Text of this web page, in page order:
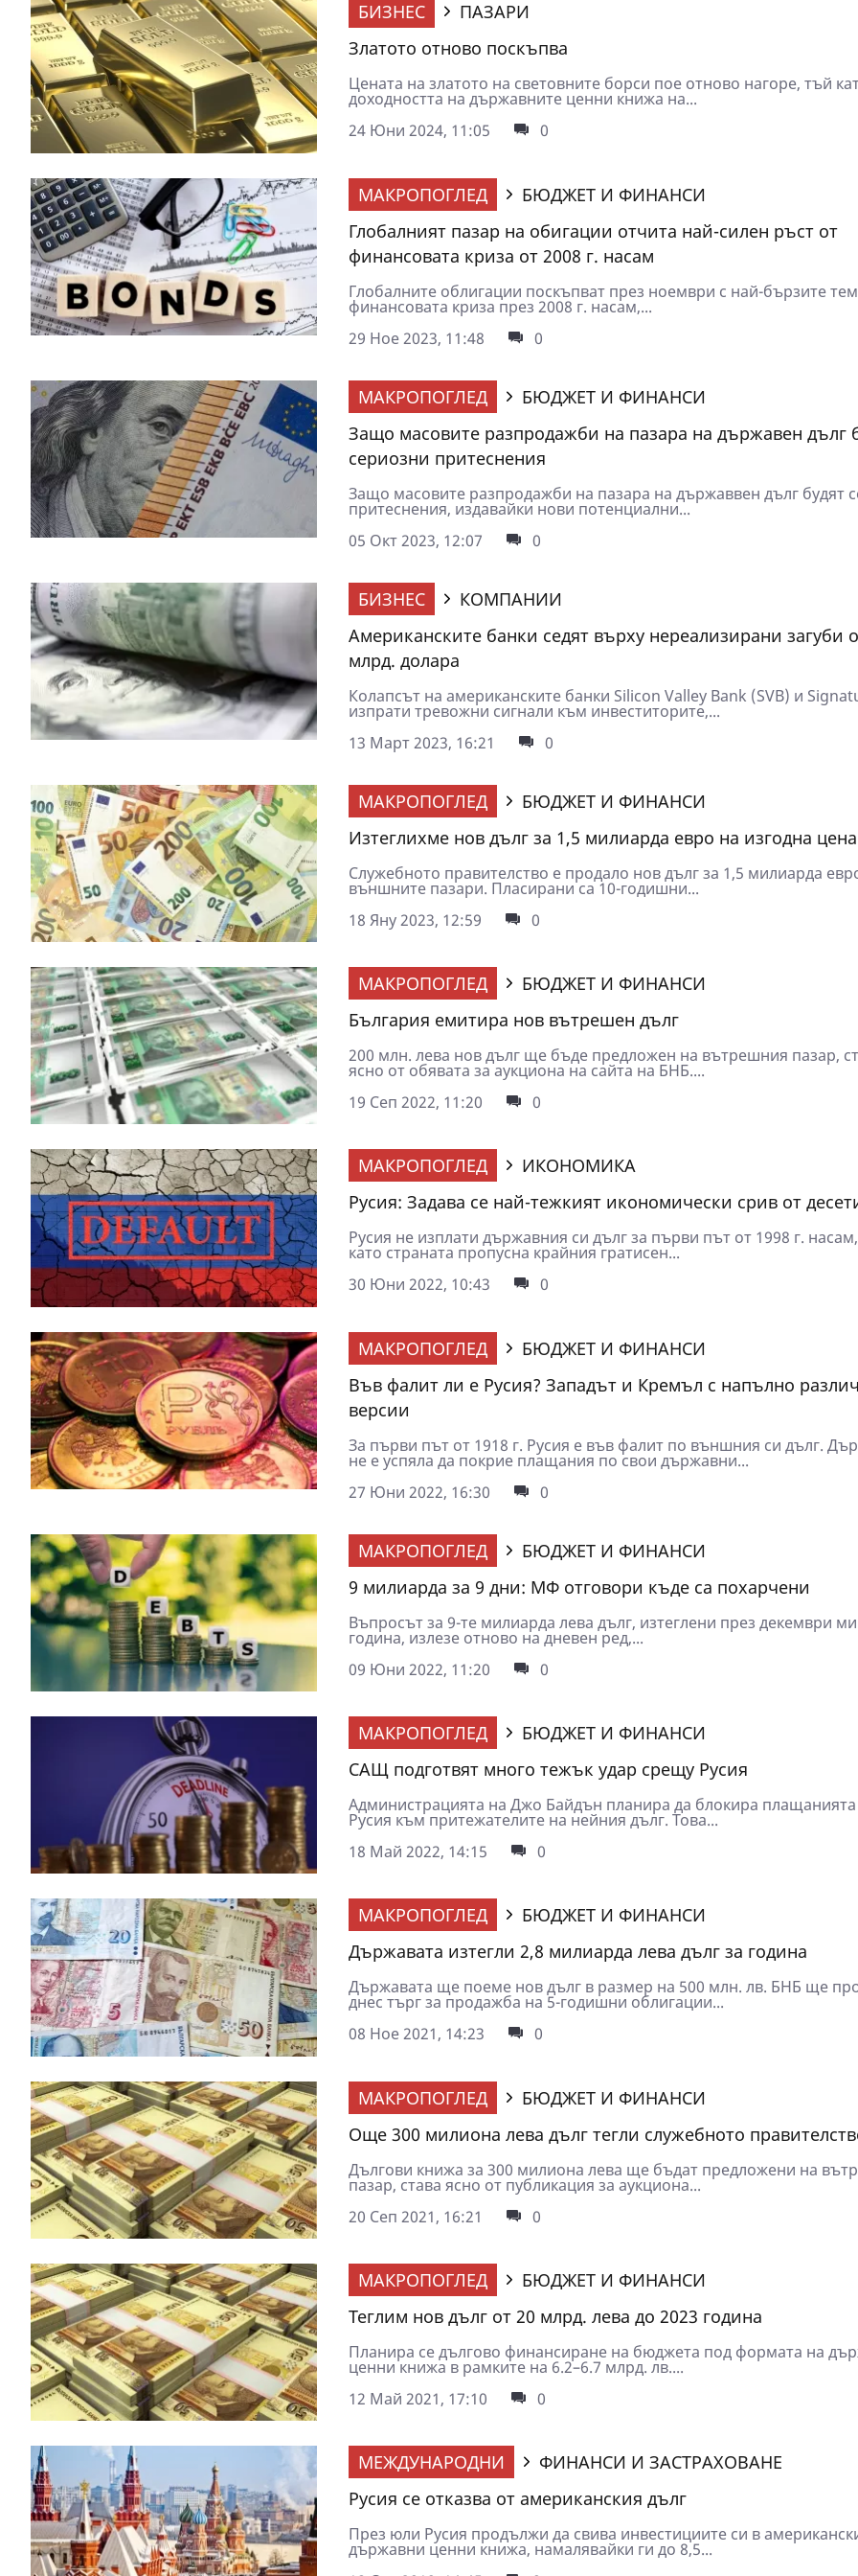
БИЗНЕС
ПАЗАРИ
Златото отново поскъпва
Цената на златото на световните борси пое отново нагоре, тъй
доходността на държавните ценни книжа на...
24 Юни 2024, 11:05
0
МАКРОПОГЛЕД
БЮДЖЕТ И ФИНАНСИ
Глобалният пазар на обигации отчита най-силен ръст от
финансовата криза от 2008 г. насам
Глобалните облигации поскъпват през ноември с най-бързите
финансовата криза през 2008 г. насам,...
29 Ное 2023, 11:48
0
МАКРОПОГЛЕД
БЮДЖЕТ И ФИНАНСИ
Защо масовите разпродажби на пазара на държавен дълг
сериозни притеснения
Защо масовите разпродажби на пазара на държаввен дълг будят
притеснения, издавайки нови потенциални...
05 Окт 2023, 12:07
0
БИЗНЕС
КОМПАНИИ
Американските банки седят върху нереализирани загуби
млрд. долара
Колапсът на американските банки Silicon Valley Bank (SVB) и
изпрати тревожни сигнали към инвеститорите,...
13 Март 2023, 16:21
0
МАКРОПОГЛЕД
БЮДЖЕТ И ФИНАНСИ
Изтеглихме нов дълг за 1,5 милиарда евро на изгодна цена
Служебното правителство е продало нов дълг за 1,5 милиарда
външните пазари. Пласирани са 10-годишни...
18 Яну 2023, 12:59
0
МАКРОПОГЛЕД
БЮДЖЕТ И ФИНАНСИ
България емитира нов вътрешен дълг
200 млн. лева нов дълг ще бъде предложен на вътрешния пазар,
ясно от обявата за аукциона на сайта на БНБ....
19 Сеп 2022, 11:20
0
МАКРОПОГЛЕД
ИКОНОМИКА
Русия: Задава се най-тежкият икономически срив от
Русия не изплати държавния си дълг за първи път от 1998 г.
като страната пропусна крайния гратисен...
30 Юни 2022, 10:43
0
МАКРОПОГЛЕД
БЮДЖЕТ И ФИНАНСИ
Във фалит ли е Русия? Западът и Кремъл с напълно
версии
За първи път от 1918 г. Русия е във фалит по външния си дълг.
не е успяла да покрие плащания по свои държавни...
27 Юни 2022, 16:30
0
МАКРОПОГЛЕД
БЮДЖЕТ И ФИНАНСИ
9 милиарда за 9 дни: МФ отговори къде са похарчени
Въпросът за 9-те милиарда лева дълг, изтеглени през декември
година, излезе отново на дневен ред,...
09 Юни 2022, 11:20
0
МАКРОПОГЛЕД
БЮДЖЕТ И ФИНАНСИ
САЩ подготвят много тежък удар срещу Русия
Администрацията на Джо Байдън планира да блокира
Русия към притежателите на нейния дълг. Това...
18 Май 2022, 14:15
0
МАКРОПОГЛЕД
БЮДЖЕТ И ФИНАНСИ
Държавата изтегли 2,8 милиарда лева дълг за година
Държавата ще поеме нов дълг в размер на 500 млн. лв. БНБ ще
днес търг за продажба на 5-годишни облигации...
08 Ное 2021, 14:23
0
МАКРОПОГЛЕД
БЮДЖЕТ И ФИНАНСИ
Още 300 милиона лева дълг тегли служебното
Дългови книжа за 300 милиона лева ще бъдат предложени на
пазар, става ясно от публикация за аукциона...
20 Сеп 2021, 16:21
0
МАКРОПОГЛЕД
БЮДЖЕТ И ФИНАНСИ
Теглим нов дълг от 20 млрд. лева до 2023 година
Планира се дългово финансиране на бюджета под формата на
ценни книжа в рамките на 6.2–6.7 млрд. лв....
12 Май 2021, 17:10
0
МЕЖДУНАРОДНИ
ФИНАНСИ И ЗАСТРАХОВАНЕ
Русия се отказва от американския дълг
През юли Русия продължи да свива инвестициите си в
държавни ценни книжа, намалявайки ги до 8,5...